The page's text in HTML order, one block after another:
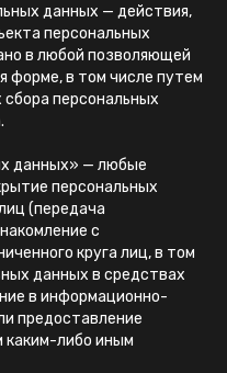
данных — действия,
персональных
в любой позволяющей
форме, в том числе путем
персональных
данных» — любые
персональных
(передача
с
круга лиц, в том
данных в средствах
в информационно-
предоставление
каким-либо иным